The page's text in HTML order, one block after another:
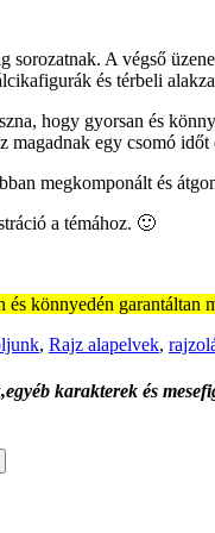
sorozatnak. A végső
és térbeli
hogy gyorsan és
magadnak egy csomó
megkomponált és
a témához. 🙂
könnyedén garantáltan
, Rajz alapelvek,
karakterek és